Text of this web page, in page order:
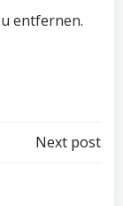
entfernen.
Next post